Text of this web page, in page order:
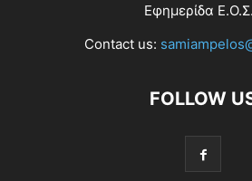
Εφημερίδα
Contact us:
FOLLOW